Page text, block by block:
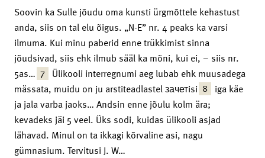
Soovin ka Sulle jõudu oma kunsti ürgmõttele kehastust
anda, siis on tal elu õigus. „N-E” nr. 4 peaks ka varsi
ilmuma. Kui minu paberid enne trükkimist sinna
jõudsivad, siis ehk ilmub sääl ka mõni, kui ei, – siis nr.
5as… 7 Ülikooli interregnumi aeg lubab ehk muusadega
mässata, muidu on ju arstiteadlastel зачетisi 8 iga käe
ja jala varba jaoks… Andsin enne jõulu kolm ära;
kevadeks jäi 5 veel. Üks sodi, kuidas ülikooli asjad
lähavad. Minul on ta ikkagi kõrvaline asi, nagu
gümnasium. Tervitusi J. W…